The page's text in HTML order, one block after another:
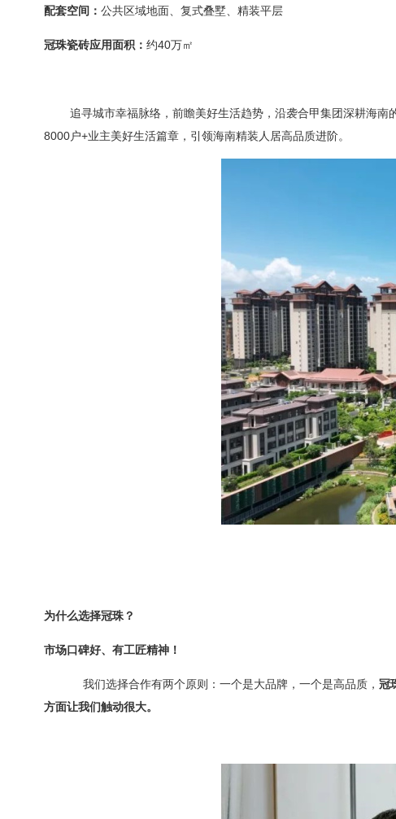
配套空间： 公共区域地面、复式叠墅、精装平层
冠珠瓷砖应用面积： 约40万㎡
追寻城市幸福脉络，前瞻美好生活趋势，沿袭合甲集团深耕海南
8000户+业主美好生活篇章，引领海南精装人居高品质进阶。
为什么选择冠珠？
市场口碑好、有工匠精神！
我们选择合作有两个原则：一个是大品牌，一个是高品质， 冠
方面让我们触动很大。